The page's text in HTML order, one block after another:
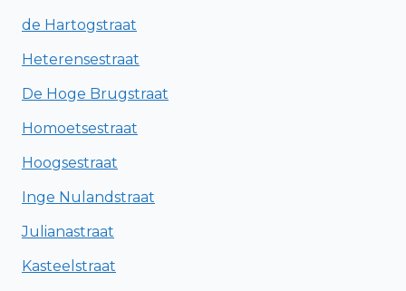
de Hartogstraat
Heterensestraat
De Hoge Brugstraat
Homoetsestraat
Hoogsestraat
Inge Nulandstraat
Julianastraat
Kasteelstraat